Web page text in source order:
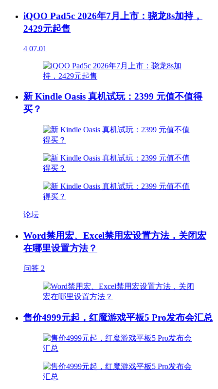
iQOO Pad5c 2026年7月上市：骁龙8s加持，
2429元起售
4 07.01
新 Kindle Oasis 真机试玩：2399 元值不值得
买？
论坛
Word禁用宏、Excel禁用宏设置方法，关闭宏
在哪里设置方法？
问答 2
售价4999元起，红魔游戏平板5 Pro发布会汇总